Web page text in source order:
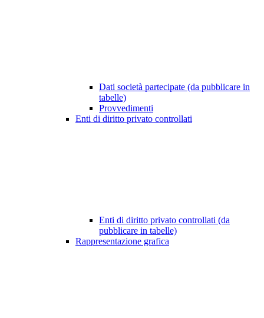
Dati società partecipate (da pubblicare in
tabelle)
Provvedimenti
Enti di diritto privato controllati
Enti di diritto privato controllati (da
pubblicare in tabelle)
Rappresentazione grafica